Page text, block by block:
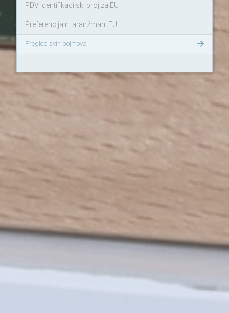
– PDV identifikacijski broj za EU
– Preferencijalni aranžmani EU
Pregled svih pojmova